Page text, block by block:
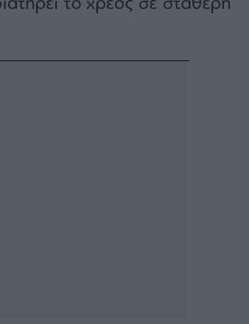
το χρέος σε σταθερή